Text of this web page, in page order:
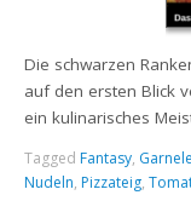
Die schwarzen
auf den ersten Blick
ein kulinarisches
Tagged Fantasy,
Nudeln, Pizzateig,